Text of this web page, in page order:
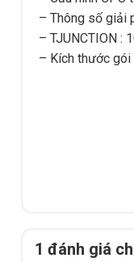
– Thông số giải
– TJUNCTION :
– Kích thước gói
1 đánh giá